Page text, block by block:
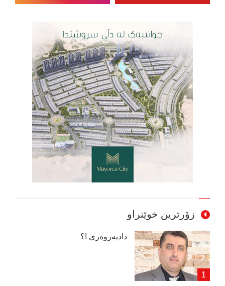
زۆرترین خوێنراو
دادپەروەری !؟